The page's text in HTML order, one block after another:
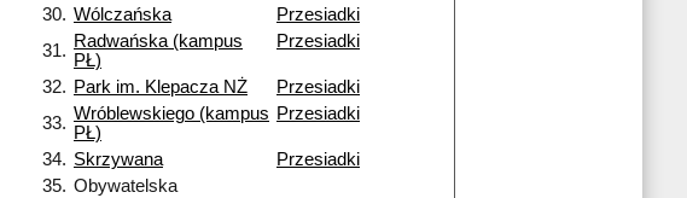
30. Wólczańska
Przesiadki
31. Radwańska (kampus
PŁ)
Przesiadki
32. Park im. Klepacza NŻ
Przesiadki
33. Wróblewskiego (kampus
PŁ)
Przesiadki
34. Skrzywana
Przesiadki
35. Obywatelska